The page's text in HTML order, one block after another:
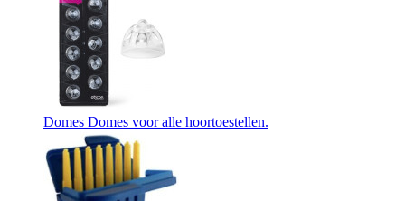
Domes Domes voor alle hoortoestellen.